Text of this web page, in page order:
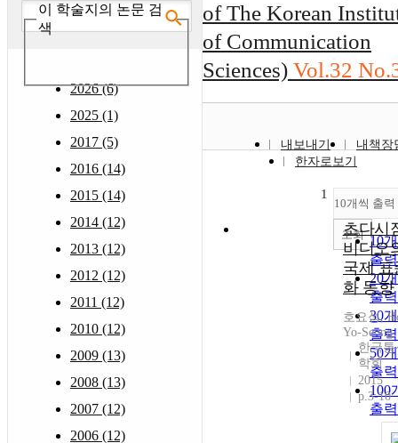
이 학술지의 논문 검
색
2026 (6)
2025 (1)
2017 (5)
2016 (14)
2015 (14)
2014 (12)
2013 (12)
2012 (12)
2011 (12)
2010 (12)
2009 (13)
2008 (13)
2007 (12)
2006 (12)
of The Korean
of Communication
Sciences) Vol.32
내보내기
내책장
한자로보기
10개씩 출력
10
출력
20
출력
30
출력
50
출력
100
출력
조회
1
초다시
비디오
국제 표
화 동향
호요성,
Yo-Seong
한국통
학회
2015
p.3-10